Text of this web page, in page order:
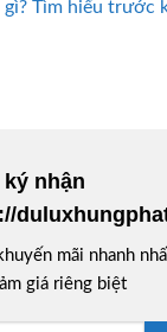
Tìm hiểu trước
nhận
mãi nhanh
giá riêng biệt